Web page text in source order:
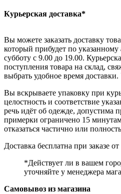
Курьерская доставка*
Вы можете заказать доставку
который прибудет по указанному
субботу с 9.00 до 19.00.
поступления товара на склад,
выбрать удобное время
Вы вскрываете упаковку при
целостность и соответствие
речь идёт об одежде, допустима
примерки ограничено 15
отказаться частично или
Доставка бесплатна при заказе
*Действует ли в вашем
уточняйте у менеджера
Самовывоз из магазина